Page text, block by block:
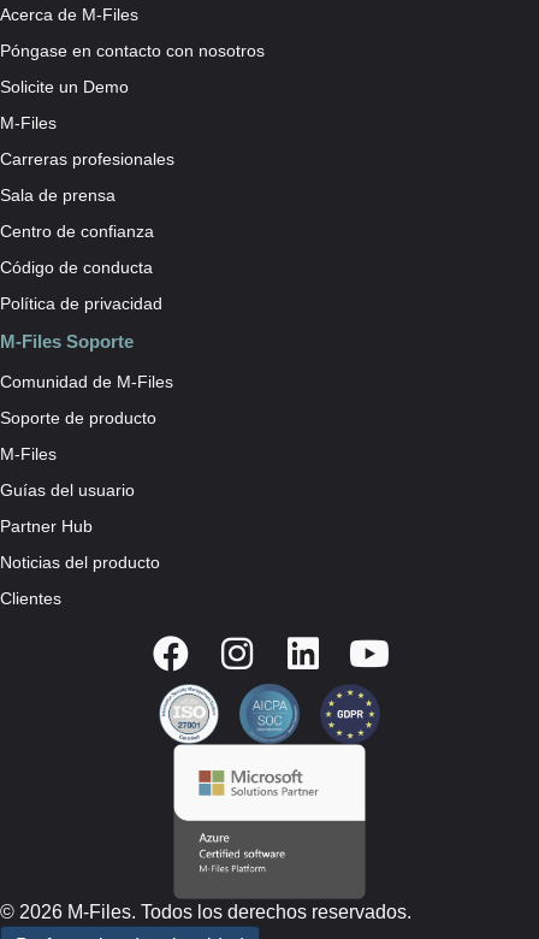
Acerca de M-Files
Póngase en contacto con nosotros
Solicite un Demo
M-Files
Carreras profesionales
Sala de prensa
Centro de confianza
Código de conducta
Política de privacidad
M-Files Soporte
Comunidad de M-Files
Soporte de producto
M-Files
Guías del usuario
Partner Hub
Noticias del producto
Clientes
© 2026 M-Files. Todos los derechos reservados.